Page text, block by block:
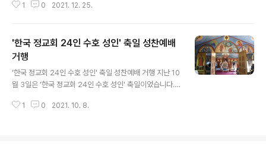
습니다. 의식했든 의식하지 않았든 그들이 가졌던 질문은
높은 곳에서 우리 구세주가 찾아오셨을' 때, '우리는 진리를
찾았습니다.'(성탄절 엑사뽀스띨라리온 중) 이 성가의 작가
는 진리를 찾은 것에 대해 큰 기쁨과 거룩한 열정을 표현합
니다. 그의 기쁨과 열정은 너무도 타당한데, 성 요한 크리소
스토모스 성인이 말씀하시듯 '진리보다 더 강한 것은 없기'
때문입니다. 안드레아와 요한 두 사도가, 육화하신 진리이
1 0 2021. 12. 25.
'한국 정교회 24인 수호 성인' 축일 성찬예배
거행
'한국 정교회 24인 수호 성인' 축일 성찬예배 거행 지난 10
월 3일은 '한국 정교회 24인 수호 성인' 축일이었습니다.
해 축일 성찬예배 외에는 모두 취소되었습니다. 방역 지침
1 0 2021. 10. 8.